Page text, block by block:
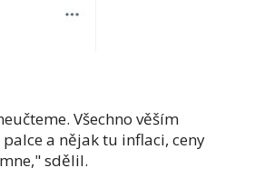
Všechno věším
a nějak tu inflaci, ceny
sdělil.